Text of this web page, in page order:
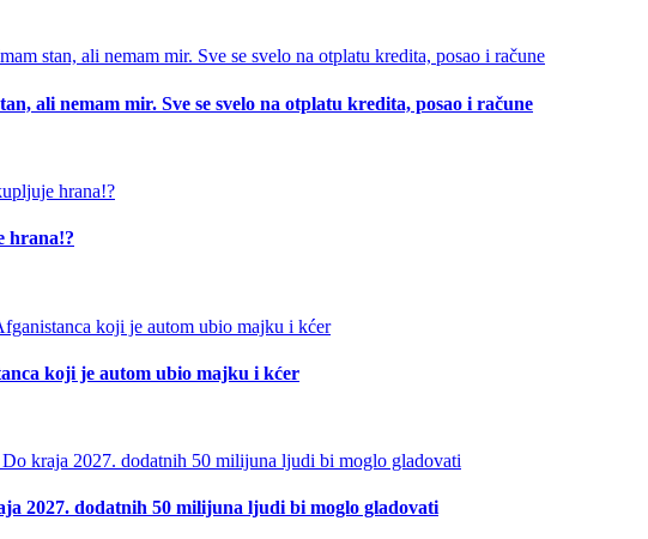
ali nemam mir. Sve se svelo na otplatu kredita, posao i račune
hrana!?
koji je autom ubio majku i kćer
2027. dodatnih 50 milijuna ljudi bi moglo gladovati